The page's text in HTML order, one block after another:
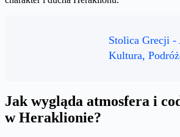
Stolica Grecji -
Kultura,
Jak wygląda atmosfera i
w Heraklionie?